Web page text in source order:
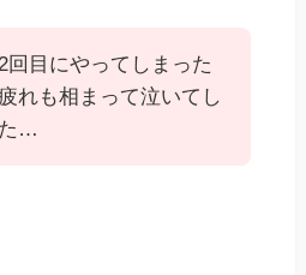
回目にやってしまった
れも相まって泣いてし
…